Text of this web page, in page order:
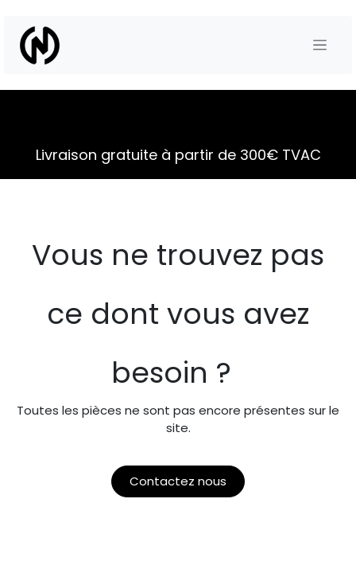
Livraison gratuite à partir de 300€ TVAC
Vous ne trouvez pas
ce dont vous avez
besoin ?
Toutes les pièces ne sont pas encore présentes sur le
site.
Contactez nous